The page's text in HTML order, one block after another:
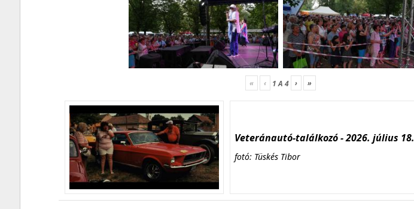
« ‹ 1A 4 › »
Veteránautó-találkozó - 2026. július 18.
fotó: Tüskés Tibor